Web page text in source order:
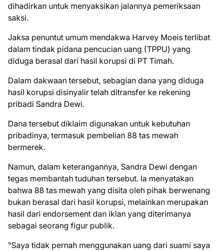
dihadirkan untuk menyaksikan jalannya pemeriksaan
saksi.
Jaksa penuntut umum mendakwa Harvey Moeis terlibat
dalam tindak pidana pencucian uang (TPPU) yang
diduga berasal dari hasil korupsi di PT Timah.
Dalam dakwaan tersebut, sebagian dana yang diduga
hasil korupsi disinyalir telah ditransfer ke rekening
pribadi Sandra Dewi.
Dana tersebut diklaim digunakan untuk kebutuhan
pribadinya, termasuk pembelian 88 tas mewah
bermerek.
Namun, dalam keterangannya, Sandra Dewi dengan
tegas membantah tuduhan tersebut. Ia menyatakan
bahwa 88 tas mewah yang disita oleh pihak berwenang
bukan berasal dari hasil korupsi, melainkan merupakan
hasil dari endorsement dan iklan yang diterimanya
sebagai seorang figur publik.
"Saya tidak pernah menggunakan uang dari suami saya